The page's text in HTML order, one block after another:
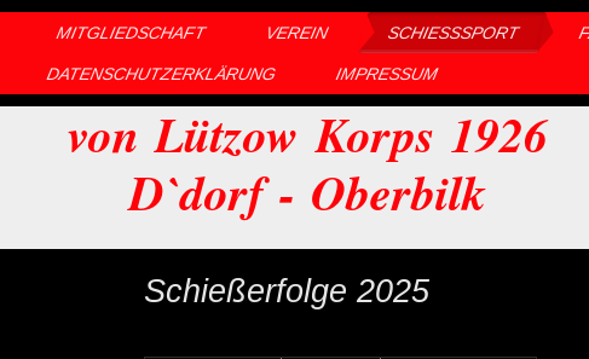
MITGLIEDSCHAFT VEREIN SCHIESSSPORT
DATENSCHUTZERKLÄRUNG IMPRESSUM
von Lützow Korps 1926
D`dorf - Oberbilk
Schießerfolge 2025